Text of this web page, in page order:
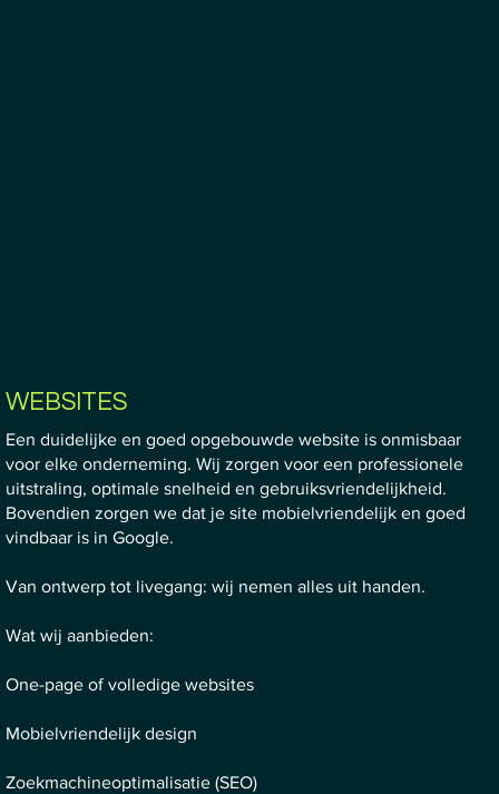
WEBSITES
Een duidelijke en goed opgebouwde website is onmisbaar
voor elke onderneming. Wij zorgen voor een professionele
uitstraling, optimale snelheid en gebruiksvriendelijkheid.
Bovendien zorgen we dat je site mobielvriendelijk en goed
vindbaar is in Google.
Van ontwerp tot livegang: wij nemen alles uit handen.
Wat wij aanbieden:
One-page of volledige websites
Mobielvriendelijk design
Zoekmachineoptimalisatie (SEO)